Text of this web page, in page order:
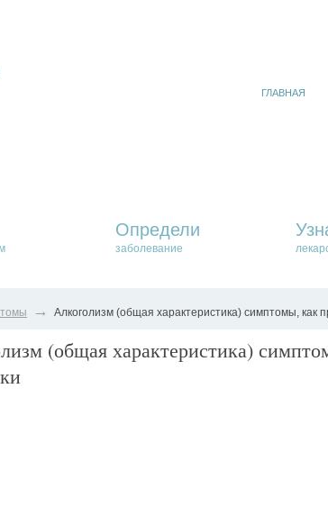
ГЛАВНАЯ
Определи
заболевание
→ Алкоголизм (общая характеристика) симптомы, как
(общая характеристика)